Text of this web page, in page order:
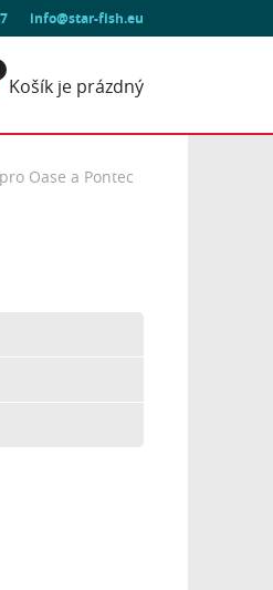
info@star-fish.eu
Košík je prázdný
Oase a Pontec